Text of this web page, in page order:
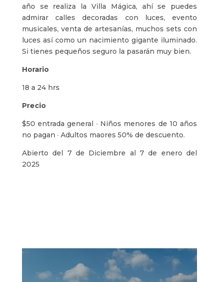
año se realiza la Villa Mágica, ahí se puedes
admirar calles decoradas con luces, evento
musicales, venta de artesanías, muchos sets con
luces así como un nacimiento gigante iluminado.
Si tienes pequeños seguro la pasarán muy bien.
Horario
18 a 24 hrs
Precio
$50 entrada general · Niños menores de 10 años
no pagan · Adultos maores 50% de descuento.
Abierto del 7 de Diciembre al 7 de enero del
2025